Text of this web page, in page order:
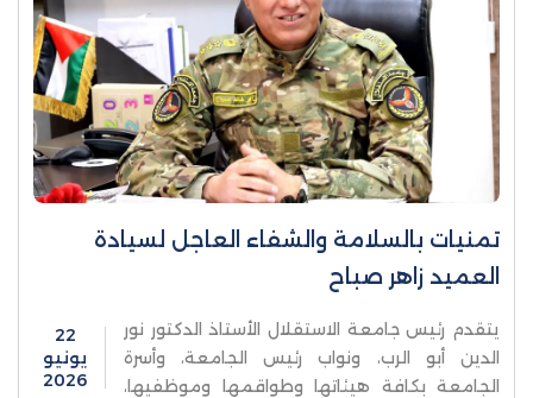
تمنيات بالسلامة والشفاء العاجل لسيادة
العميد زاهر صباح
يتقدم رئيس جامعة الاستقلال الأستاذ الدكتور نور
الدين أبو الرب، ونواب رئيس الجامعة، وأسرة
الجامعة بكافة هيئاتها وطواقمها وموظفيها،
22
يونيو
2026